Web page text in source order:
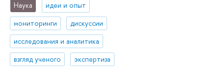
Наука
идеи и опыт
мониторинги
дискуссии
исследования и аналитика
взгляд ученого
экспертиза